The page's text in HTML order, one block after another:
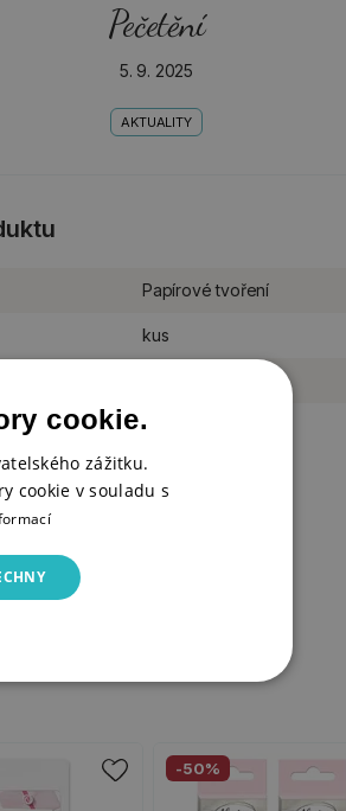
Pečetění
5. 9. 2025
AKTUALITY
Papírové tvoření
kus
2 cm
-50%
cookie.
zážitku.
cookie v souladu s